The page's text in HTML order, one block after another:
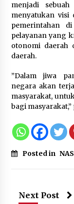
menjadi
menyatukan visi
pemerintahan
pelayanan yang
otonomi daerah
daerah.
”Dalam jiwa
negara akan
masyarakat,
bagi
Posted in
Next Post